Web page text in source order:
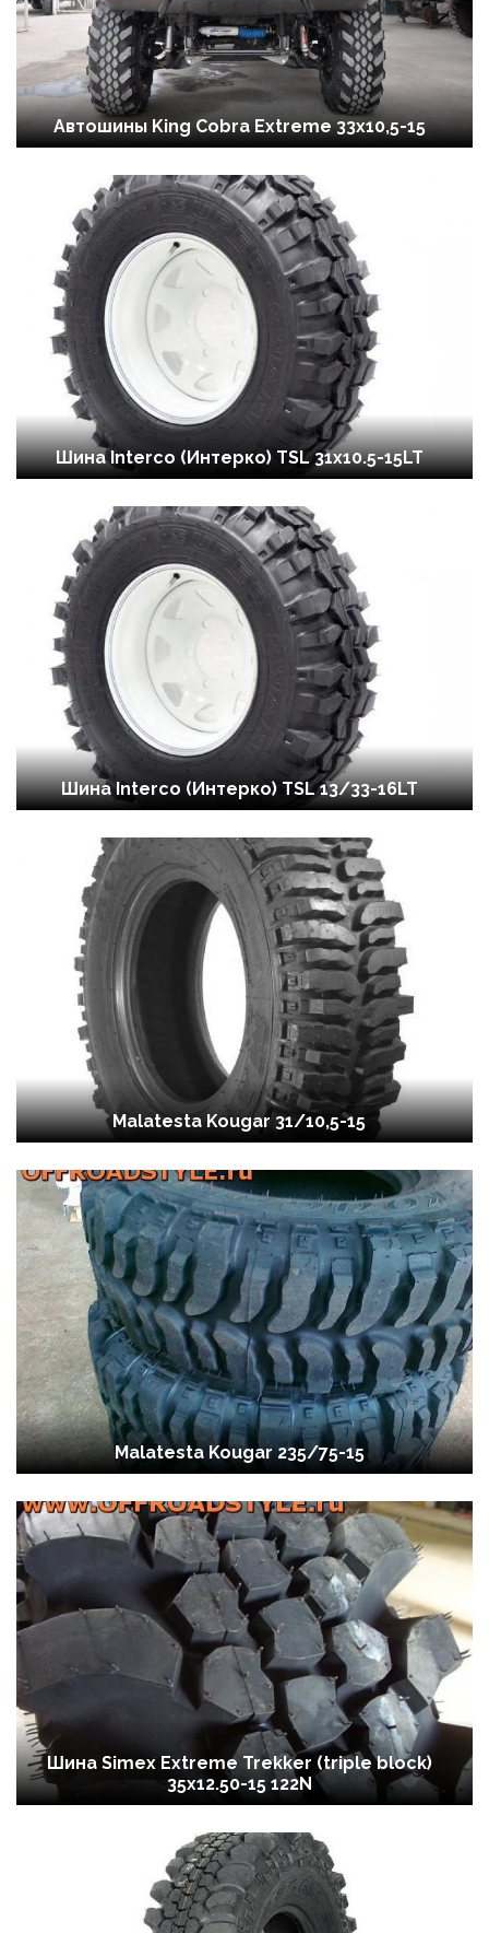
Автошины King Cobra Extreme 33x10,5-15
Шина Interco (Интерко) TSL 31x10.5-15LT
Шина Interco (Интерко) TSL 13/33-16LT
Malatesta Kougar 31/10,5-15
Malatesta Kougar 235/75-15
Шина Simex Extreme Trekker (triple block)
35x12.50-15 122N